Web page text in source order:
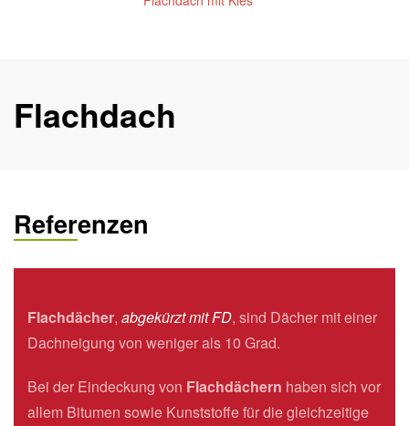
Flachdach
Referenzen
Flachdächer, abgekürzt mit FD, sind Dächer mit einer
Dachneigung von weniger als 10 Grad.
Bei der Eindeckung von Flachdächern haben sich vor
allem Bitumen sowie Kunststoffe für die gleichzeitige